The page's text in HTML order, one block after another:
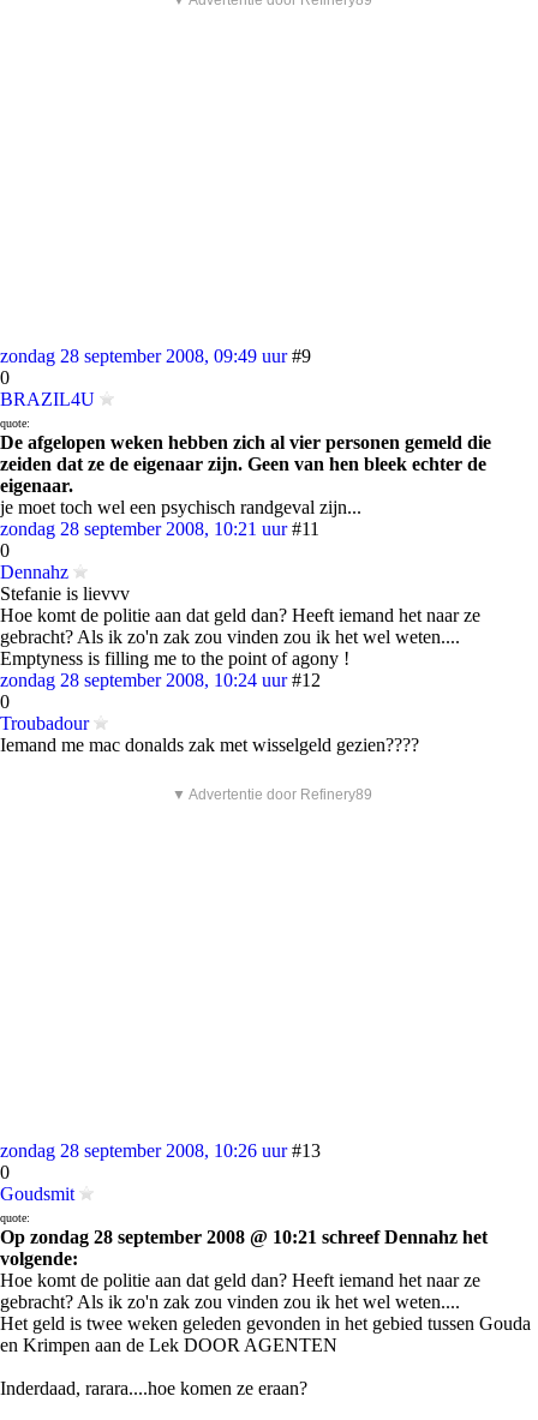
zondag 28 september 2008, 09:49 uur #9
0
BRAZIL4U
quote:
De afgelopen weken hebben zich al vier personen gemeld die
zeiden dat ze de eigenaar zijn. Geen van hen bleek echter de
eigenaar.
je moet toch wel een psychisch randgeval zijn...
zondag 28 september 2008, 10:21 uur #11
0
Dennahz
Stefanie is lievvv
Hoe komt de politie aan dat geld dan? Heeft iemand het naar ze
gebracht? Als ik zo'n zak zou vinden zou ik het wel weten....
Emptyness is filling me to the point of agony !
zondag 28 september 2008, 10:24 uur #12
0
Troubadour
Iemand me mac donalds zak met wisselgeld gezien????
▼ Advertentie door Refinery89
zondag 28 september 2008, 10:26 uur #13
0
Goudsmit
quote:
Op zondag 28 september 2008 @ 10:21 schreef Dennahz het
volgende:
Hoe komt de politie aan dat geld dan? Heeft iemand het naar ze
gebracht? Als ik zo'n zak zou vinden zou ik het wel weten....
Het geld is twee weken geleden gevonden in het gebied tussen Gouda
en Krimpen aan de Lek DOOR AGENTEN
Inderdaad, rarara....hoe komen ze eraan?